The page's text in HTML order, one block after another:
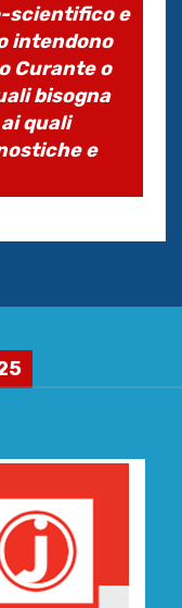
scientifico e
intendono
Curante o
bisogna
quali
e